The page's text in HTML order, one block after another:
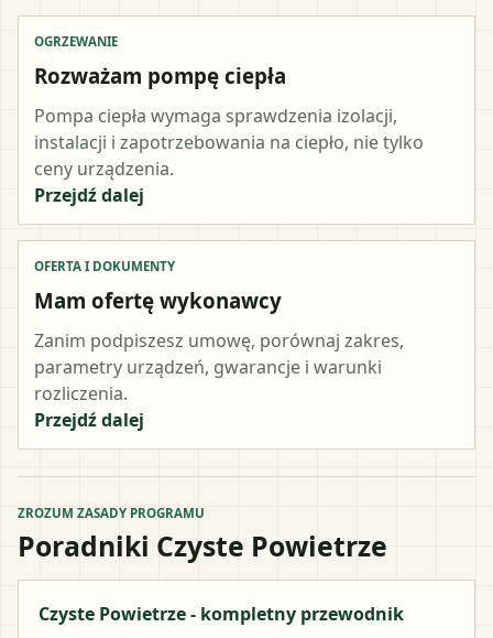
OGRZEWANIE
Rozważam pompę ciepła
Pompa ciepła wymaga sprawdzenia izolacji,
instalacji i zapotrzebowania na ciepło, nie tylko
ceny urządzenia.
Przejdź dalej
OFERTA I DOKUMENTY
Mam ofertę wykonawcy
Zanim podpiszesz umowę, porównaj zakres,
parametry urządzeń, gwarancje i warunki
rozliczenia.
Przejdź dalej
ZROZUM ZASADY PROGRAMU
Poradniki Czyste Powietrze
Czyste Powietrze - kompletny przewodnik